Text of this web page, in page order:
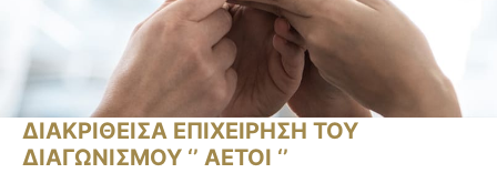
ΔΙΑΚΡΙΘΕΙΣΑ ΕΠΙΧΕΙΡΗΣΗ ΤΟΥ
ΔΙΑΓΩΝΙΣΜΟΥ ‘’ ΑΕΤΟΙ ‘’